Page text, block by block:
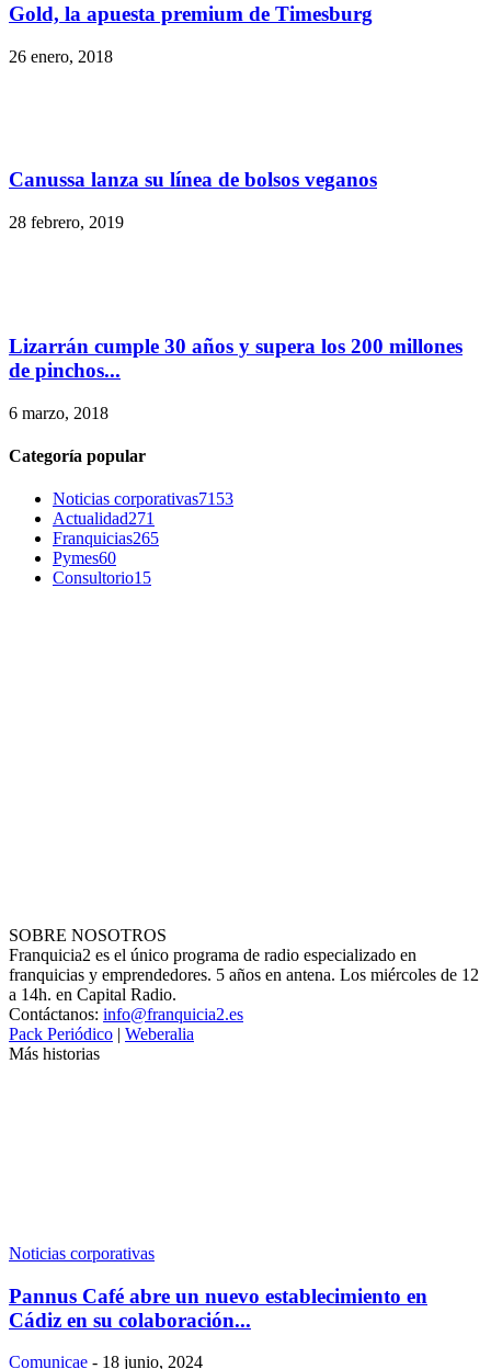
Gold, la apuesta premium de Timesburg
26 enero, 2018
Canussa lanza su línea de bolsos veganos
28 febrero, 2019
Lizarrán cumple 30 años y supera los 200 millones
de pinchos...
6 marzo, 2018
Categoría popular
Noticias corporativas7153
Actualidad271
Franquicias265
Pymes60
Consultorio15
SOBRE NOSOTROS
Franquicia2 es el único programa de radio especializado en
franquicias y emprendedores. 5 años en antena. Los miércoles de 12
a 14h. en Capital Radio.
Contáctanos: info@franquicia2.es
Pack Periódico | Weberalia
Más historias
Noticias corporativas
Pannus Café abre un nuevo establecimiento en
Cádiz en su colaboración...
Comunicae - 18 junio, 2024